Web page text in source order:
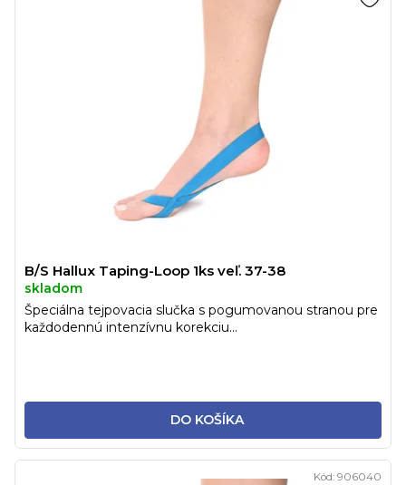
B/S Hallux Taping-Loop 1ks veľ. 37-38
skladom
DO KOŠÍKA
Špeciálna tejpovacia slučka s pogumovanou stranou pre
každodennú intenzívnu korekciu...
Kód: 906040